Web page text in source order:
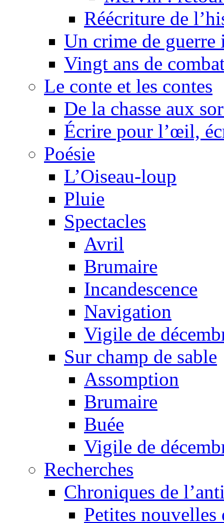
Réécriture de
Un crime de guerre
Vingt ans de
Le conte et les contes
De la chasse aux
Écrire pour l’œil,
Poésie
L’Oiseau-loup
Pluie
Spectacles
Avril
Brumaire
Incandescence
Navigation
Vigile de
Sur champ de sable
Assomption
Brumaire
Buée
Vigile de
Recherches
Chroniques de
Petites